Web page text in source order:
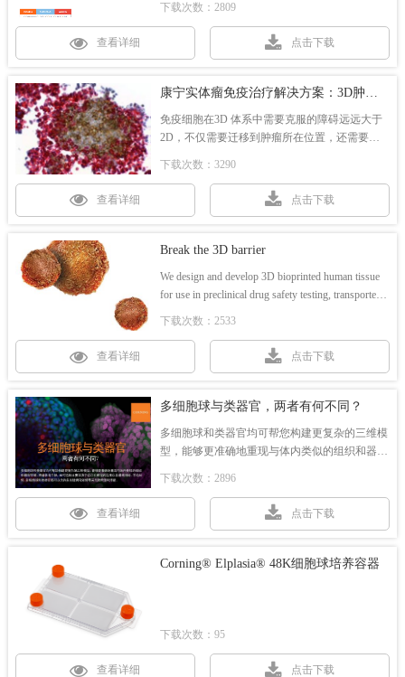
breakthrough models and deliver what’s next –
whatever your 3D approach.
下载次数：2809
查看详细 点击下载
康宁实体瘤免疫治疗解决方案：3D肿瘤模型
免疫细胞在3D 体系中需要克服的障碍远远大于
2D，不仅需要迁移到肿瘤所在位置，还需要浸
究免疫细胞归巢、肿瘤细胞毒和肿瘤免疫逃逸
等，帮助攻克免疫细胞治疗实体瘤的难题。
下载次数：3290
查看详细 点击下载
Break the 3D barrier
We design and develop 3D bioprinted human tissue
for use in preclinical drug safety testing, transporter
applications. The flexibility of Corning Transwell®
formats, pore sizes, and membrane materials all
下载次数：2533
查看详细 点击下载
多细胞球与类器官，两者有何不同？
多细胞球和类器官均可帮您构建更复杂的三维模
型，能够更准确地重现与体内类似的组织和器官
在研究的应用以及最终目标。
下载次数：2896
查看详细 点击下载
Corning® Elplasia® 48K细胞球培养容器
下载次数：95
查看详细 点击下载